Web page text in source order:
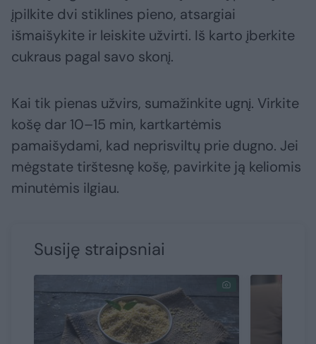
įpilkite dvi stiklines pieno, atsargiai
išmaišykite ir leiskite užvirti. Iš karto įberkite
cukraus pagal savo skonį.
Kai tik pienas užvirs, sumažinkite ugnį. Virkite
košę dar 10–15 min, kartkartėmis
pamaišydami, kad neprisviltų prie dugno. Jei
mėgstate tirštesnę košę, pavirkite ją keliomis
minutėmis ilgiau.
Susiję straipsniai